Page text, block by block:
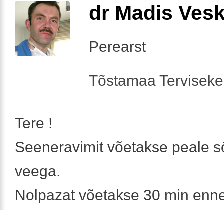
dr Madis
Perearst
Tõstamaa
Tere !
Seeneravimit võetakse peale
veega.
Nolpazat võetakse 30 min